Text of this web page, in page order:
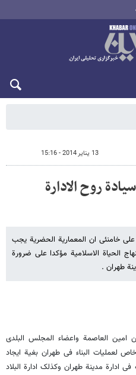
13 يناير 2014 - 15:16
روح الادارة
علی خامنئی ان المعماریة الحضریة یجب
الحیاة الاسلامیة مؤکدا على ضرورة
طهران .
امین العاصمة واعضاء المجلس البلدی
لعملیات البناء فی طهران بغیة ایجاد
ادارة مدینة طهران وکذلک ادارة البلاد